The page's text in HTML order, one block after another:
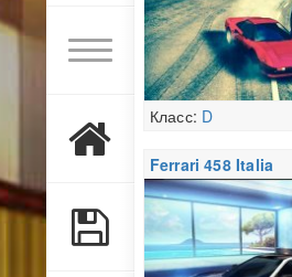
Класс: D
Ferrari 458 Italia